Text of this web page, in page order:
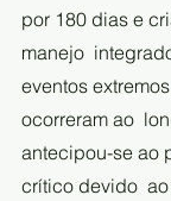
por 180 dias e
manejo
eventos
ocorreram ao
antecipou-se ao
crítico devido